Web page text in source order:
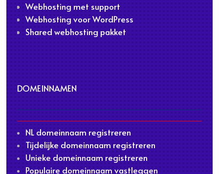
Webhosting met support
Webhosting voor WordPress
Shared webhosting pakket
DOMEINNAMEN
NL domeinnaam registreren
Tijdelijke domeinnaam registreren
Unieke domeinnaam registreren
Populaire domeinnaam vastleggen